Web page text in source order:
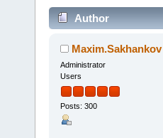
Author
Maxim.Sakhankov
Administrator
Users
Posts: 300